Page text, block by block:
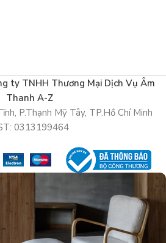
ty TNHH Thương Mại Dịch Vụ Âm
Thanh A-Z
P.Thạnh Mỹ Tây, TP.Hồ Chí Minh
0313199464